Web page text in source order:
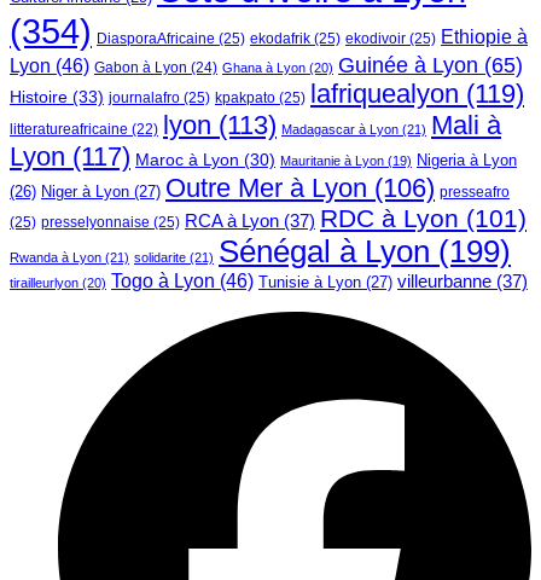
(354) DiasporaAfricaine (25) ekodafrik (25) ekodivoir (25) Ethiopie à
Lyon (46) Gabon à Lyon (24) Ghana à Lyon (20) Guinée à Lyon (65)
Histoire (33) journalafro (25) kpakpato (25) lafriquealyon (119)
litteratureafricaine (22) lyon (113) Madagascar à Lyon (21) Mali à
Lyon (117) Maroc à Lyon (30) Mauritanie à Lyon (19) Nigeria à Lyon
(26) Niger à Lyon (27) Outre Mer à Lyon (106) presseafro
(25) presselyonnaise (25) RCA à Lyon (37) RDC à Lyon (101)
Rwanda à Lyon (21) solidarite (21) Sénégal à Lyon (199)
tirailleurlyon (20) Togo à Lyon (46) Tunisie à Lyon (27) villeurbanne (37)